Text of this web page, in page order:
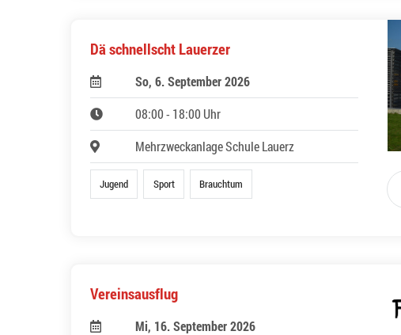
Dä schnellscht Lauerzer
So, 6. September 2026
08:00 - 18:00 Uhr
Mehrzweckanlage Schule Lauerz
Jugend Sport Brauchtum
Vereinsausflug
Mi, 16. September 2026